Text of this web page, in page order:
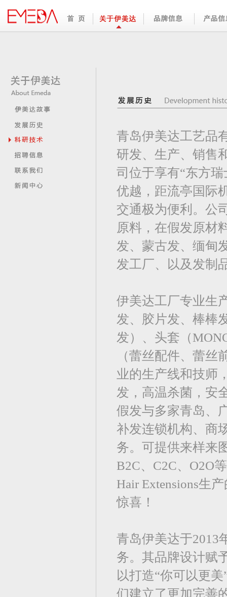
青岛伊美达工艺品
研发、生产、销售
司位于享有“东方
优越，距流亭国际
交通极为便利。公
原料，在假发原材
发、蒙古发、缅甸
发工厂、以及发制
伊美达工厂专业生
发、胶片发、棒棒
发）、头套（
（蕾丝配件、蕾
业的生产线和技师
发，高温杀菌，安
假发与多家青岛、
补发连锁机构、商
务。可提供来样来
B2C、C2C、O2O
Hair Extensions生
惊喜！
青岛伊美达于2013
务。其品牌设计赋
以打造“你可以更
们建立了更加完善